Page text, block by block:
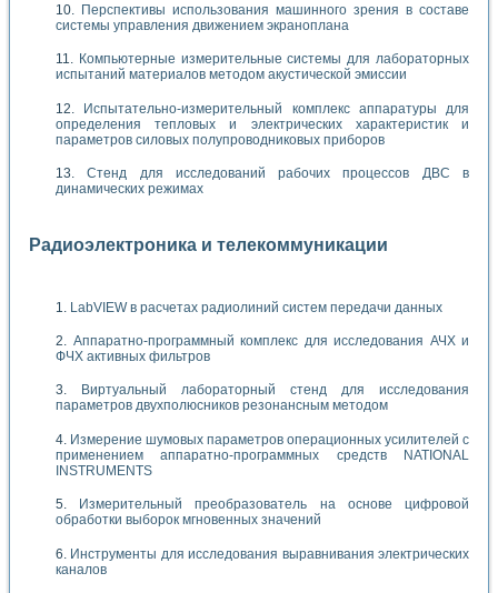
Перспективы использования машинного зрения в составе
системы управления движением экраноплана
Компьютерные измерительные системы для лабораторных
испытаний материалов методом акустической эмиссии
Испытательно-измерительный комплекс аппаратуры для
определения тепловых и электрических характеристик и
параметров силовых полупроводниковых приборов
Стенд для исследований рабочих процессов ДВС в
динамических режимах
Радиоэлектроника и телекоммуникации
LabVIEW в расчетах радиолиний систем передачи данных
Аппаратно-программный комплекс для исследования АЧХ и
ФЧХ активных фильтров
Виртуальный лабораторный стенд для исследования
параметров двухполюсников резонансным методом
Измерение шумовых параметров операционных усилителей с
применением аппаратно-программных средств NATIONAL
INSTRUMENTS
Измерительный преобразователь на основе цифровой
обработки выборок мгновенных значений
Инструменты для исследования выравнивания электрических
каналов